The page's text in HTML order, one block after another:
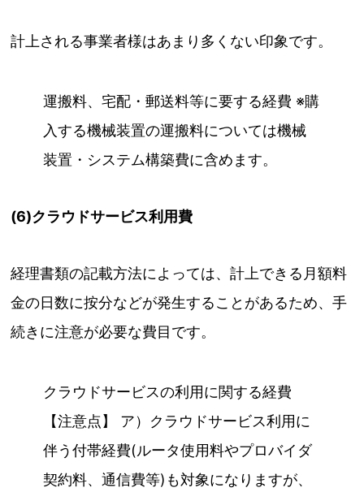
計上される事業者様はあまり多くない印象です。
運搬料、宅配・郵送料等に要する経費 ※購
入する機械装置の運搬料については機械
装置・システム構築費に含めます。
(6)クラウドサービス利用費
経理書類の記載方法によっては、計上できる月額料
金の日数に按分などが発生することがあるため、手
続きに注意が必要な費目です。
クラウドサービスの利用に関する経費
【注意点】 ア）クラウドサービス利用に
伴う付帯経費(ルータ使用料やプロバイダ
契約料、通信費等)も対象になりますが、